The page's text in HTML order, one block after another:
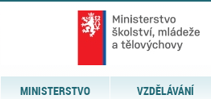
MINISTERSTVO VZDĚLÁVÁNÍ